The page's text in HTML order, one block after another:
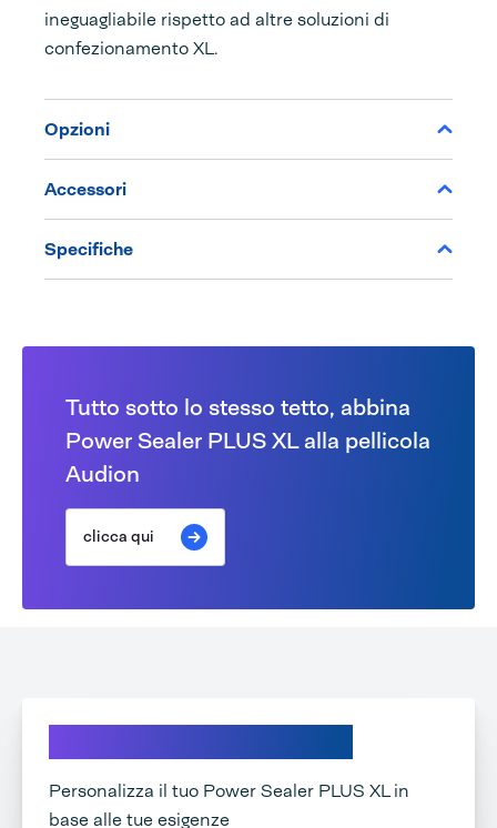
ineguagliabile rispetto ad altre soluzioni di
confezionamento XL.
Opzioni
Accessori
Specifiche
Tutto sotto lo stesso tetto, abbina
Power Sealer PLUS XL alla pellicola
Audion
clicca qui
Personalizza il tuo Power Sealer PLUS XL in
base alle tue esigenze